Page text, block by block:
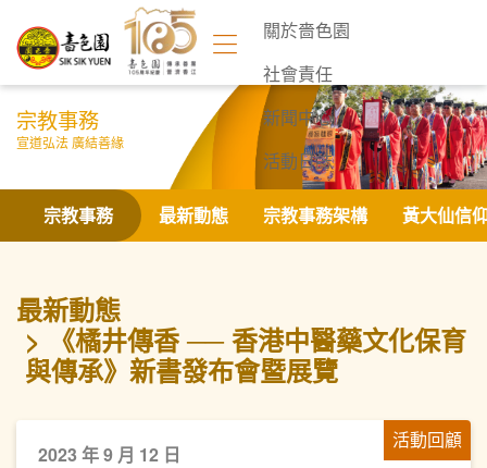
關於嗇色園
社會責任
新聞中心
活動日誌
聯絡我們
宗教事務
宣道弘法 廣結善緣
宗教事務 最新動態 宗教事務架構 黃大仙信
最新動態
《橘井傳香 ── 香港中醫藥文化保育
與傳承》新書發布會暨展覽
活動回顧
2023 年 9 月 12 日